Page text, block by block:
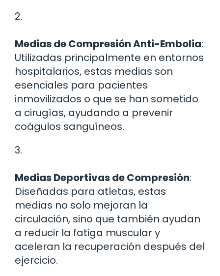
2.
Medias de Compresión Anti-Embolia:
Utilizadas principalmente en entornos
hospitalarios, estas medias son
esenciales para pacientes
inmovilizados o que se han sometido
a cirugías, ayudando a prevenir
coágulos sanguíneos.
3.
Medias Deportivas de Compresión:
Diseñadas para atletas, estas
medias no solo mejoran la
circulación, sino que también ayudan
a reducir la fatiga muscular y
aceleran la recuperación después del
ejercicio.